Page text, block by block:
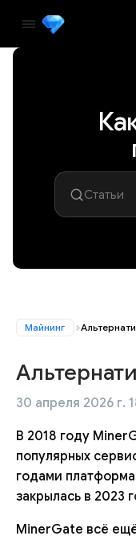
Майнинг
30 апреля 2026 г.
В 2018 году
популярных
годами
закрылась в 2023
MinerGate всё